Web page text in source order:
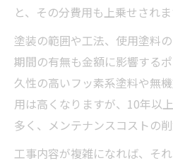
と、その分費用も上乗せされま
塗装の範囲や工法、使用塗料
期間の有無も金額に影響する
久性の高いフッ素系塗料や無
用は高くなりますが、10年以
多く、メンテナンスコストの削
工事内容が複雑になれば、そ